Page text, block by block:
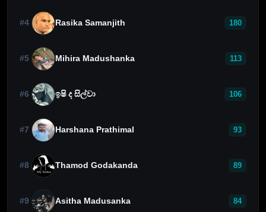
#4 Rasika Samanjith 180
#5 Mihira Madushanka 113
#6 ඉෂි ද සිල්වා 106
#7 Harshana Prathimal 93
#8 Thamod Godakanda 89
#9 Asitha Madusanka 84